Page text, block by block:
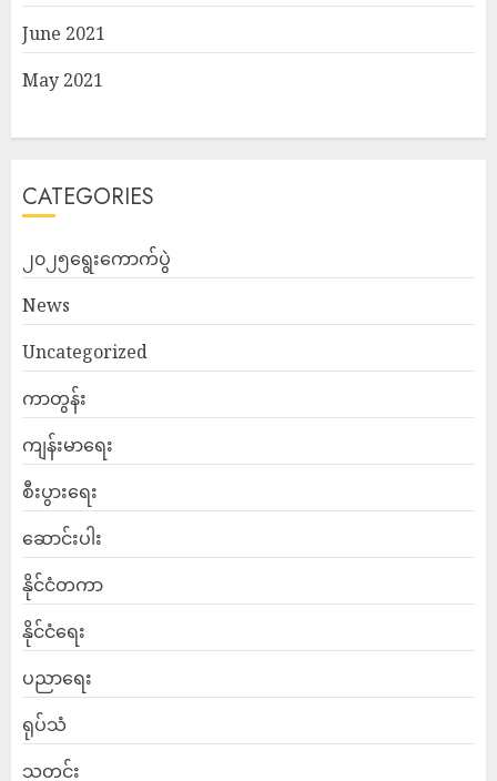
June 2021
May 2021
CATEGORIES
၂၀၂၅ရွေးကောက်ပွဲ
News
Uncategorized
ကာတွန်း
ကျန်းမာရေး
စီးပွားရေး
ဆောင်းပါး
နိုင်ငံတကာ
နိုင်ငံရေး
ပညာရေး
ရုပ်သံ
သတင်း